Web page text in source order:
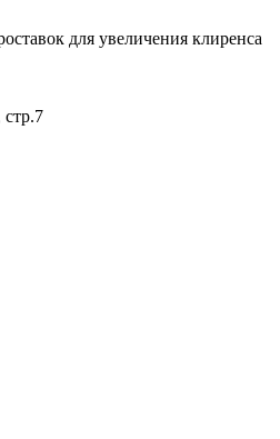
для увеличения клиренса